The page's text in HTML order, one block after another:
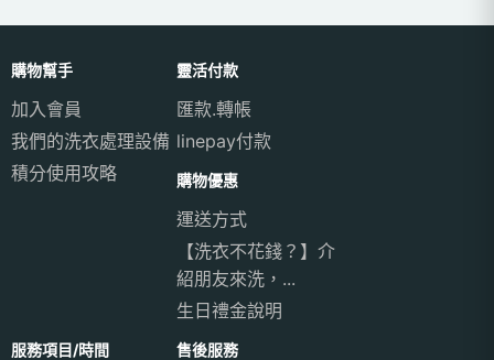
購物幫手
加入會員
我們的洗衣處理設備
積分使用攻略
靈活付款
匯款.轉帳
linepay付款
購物優惠
運送方式
【洗衣不花錢？】介
紹朋友來洗，...
生日禮金說明
服務項目/時間 售後服務